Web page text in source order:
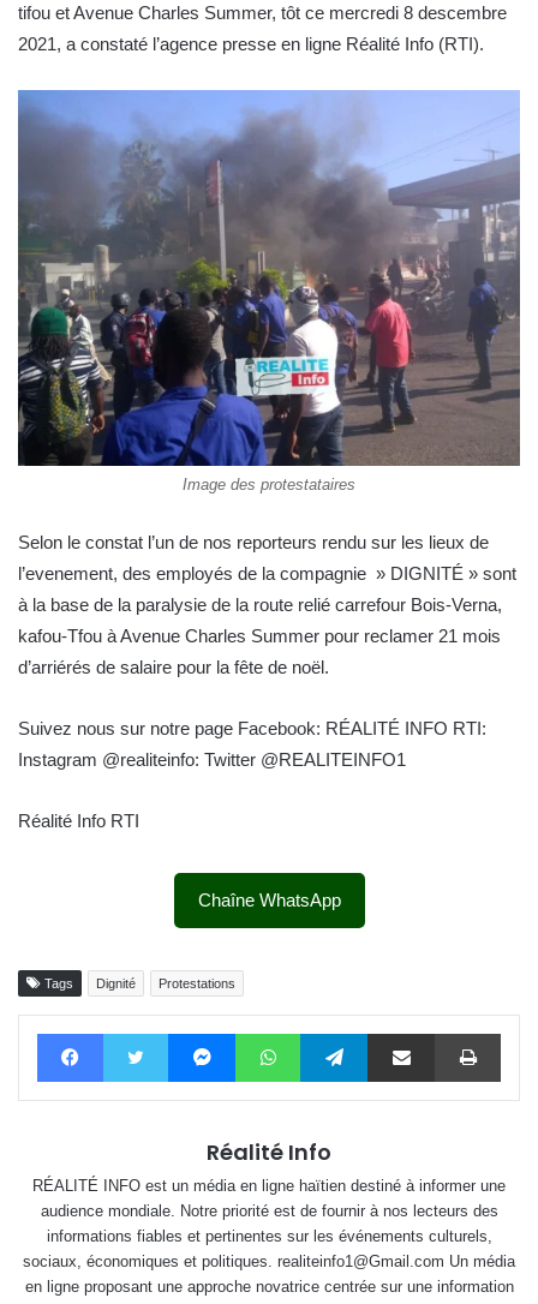
tifou et Avenue Charles Summer, tôt ce mercredi 8 descembre
2021, a constaté l’agence presse en ligne Réalité Info (RTI).
Image des protestataires
Selon le constat l’un de nos reporteurs rendu sur les lieux de
l’evenement, des employés de la compagnie » DIGNITÉ » sont
à la base de la paralysie de la route relié carrefour Bois-Verna,
kafou-Tfou à Avenue Charles Summer pour reclamer 21 mois
d’arriérés de salaire pour la fête de noël.
Suivez nous sur notre page Facebook: RÉALITÉ INFO RTI:
Instagram @realiteinfo: Twitter @REALITEINFO1
Réalité Info RTI
Chaîne WhatsApp
Tags Dignité Protestations
FacebookTwitter MessengerWhatsAppTelegram Partager par email
Réalité Info
RÉALITÉ INFO est un média en ligne haïtien destiné à informer une
audience mondiale. Notre priorité est de fournir à nos lecteurs des
informations fiables et pertinentes sur les événements culturels,
sociaux, économiques et politiques. realiteinfo1@Gmail.com Un média
en ligne proposant une approche novatrice centrée sur une information